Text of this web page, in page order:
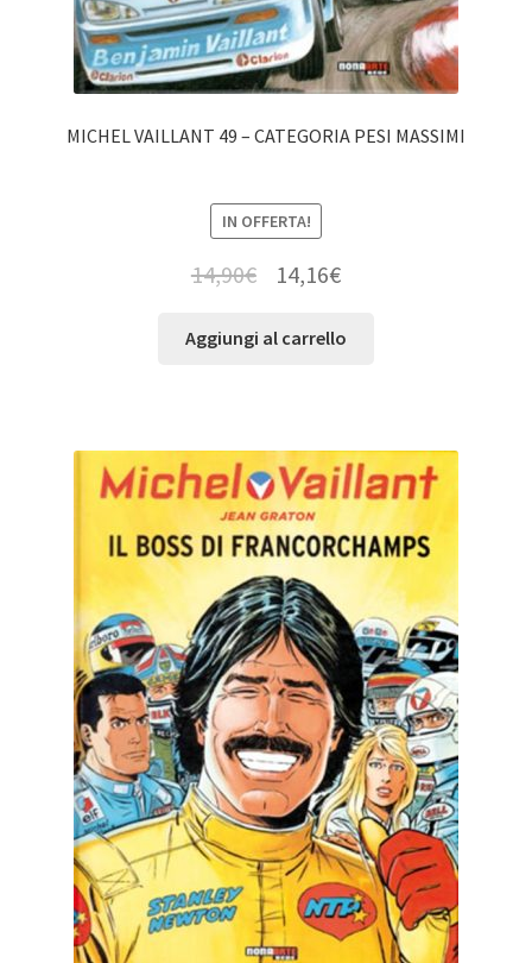
MICHEL VAILLANT 49 – CATEGORIA PESI MASSIMI
IN OFFERTA!
14,90€ 14,16€
Aggiungi al carrello